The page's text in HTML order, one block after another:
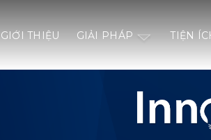
GIỚI THIỆU GIẢI PHÁP TIỆN